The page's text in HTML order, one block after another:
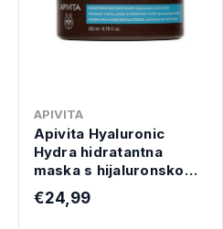
APIVITA
Apivita Hyaluronic
Hydra hidratantna
maska s hijaluronskom
kiselinom 200 ml
€24,99